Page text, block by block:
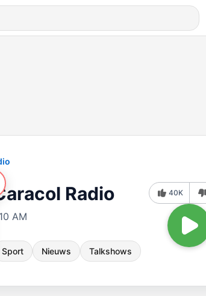
Radio
AM
Sport Nieuws Talkshows
40K